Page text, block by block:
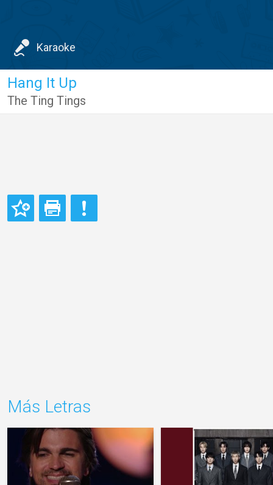
Karaoke
Hang It Up
The Ting Tings
Más Letras